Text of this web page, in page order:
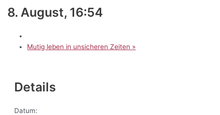
8. August, 16:54
Mutig leben in unsicheren Zeiten »
Details
Datum: